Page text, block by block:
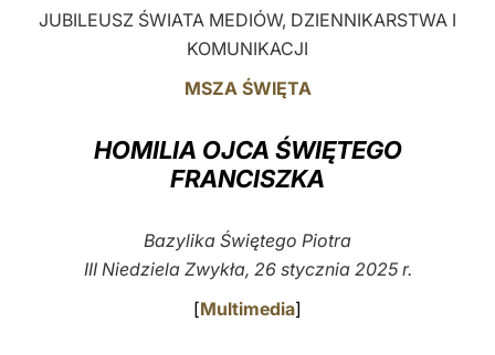
العربيّة
JUBILEUSZ ŚWIATA MEDIÓW, DZIENNIKARSTWA I
KOMUNIKACJI
MSZA ŚWIĘTA
HOMILIA OJCA ŚWIĘTEGO
FRANCISZKA
Bazylika Świętego Piotra
III Niedziela Zwykła, 26 stycznia 2025 r.
[Multimedia]